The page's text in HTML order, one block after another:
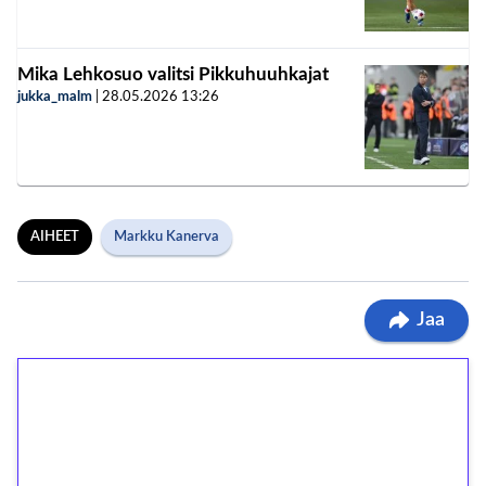
Mika Lehkosuo valitsi Pikkuhuuhkajat
jukka_malm 28.05.2026 13:26
AIHEET Markku Kanerva
Jaa